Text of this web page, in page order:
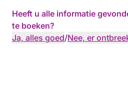
Heeft u alle informatie
te boeken?
Ja, alles goed/Nee, er